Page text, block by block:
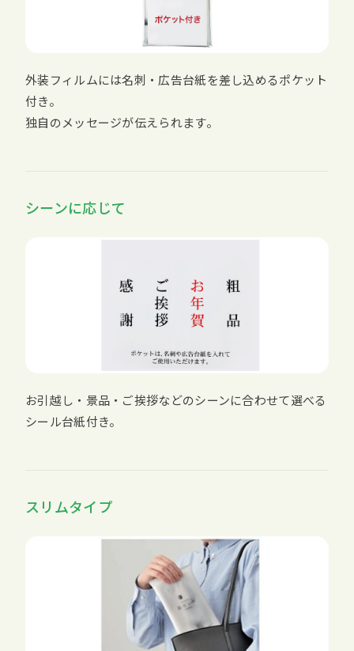
外装フィルムには名刺・広告台紙を差し込めるポケット
付き。
独自のメッセージが伝えられます。
シーンに応じて
お引越し・景品・ご挨拶などのシーンに合わせて選べる
シール台紙付き。
スリムタイプ